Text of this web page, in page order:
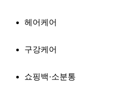
헤어케어
구강케어
쇼핑백·소분통